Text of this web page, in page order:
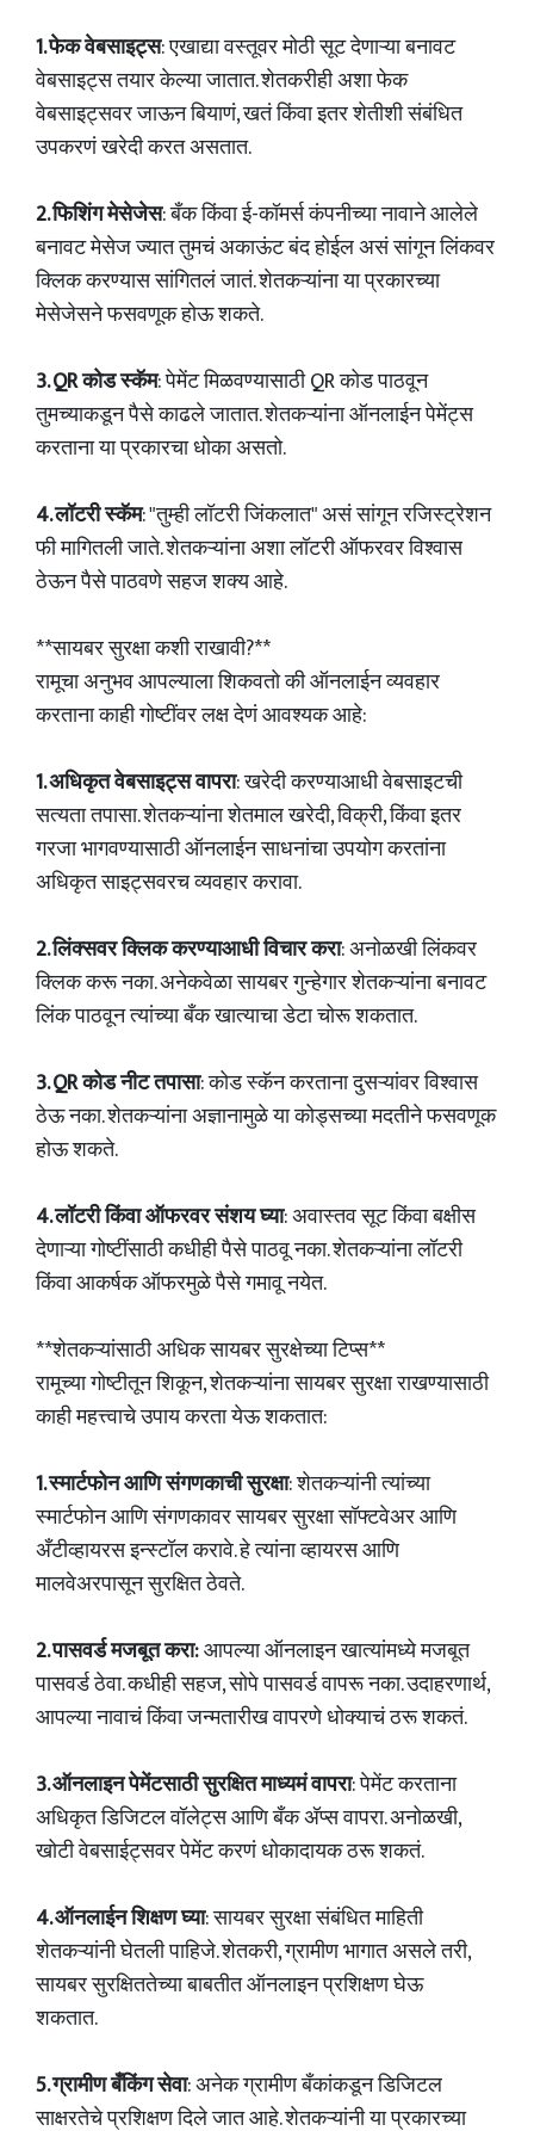
1. फेक वेबसाइट्स: एखाद्या वस्तूवर मोठी सूट देणाऱ्या बनावट
वेबसाइट्स तयार केल्या जातात. शेतकरीही अशा फेक
वेबसाइट्सवर जाऊन बियाणं, खतं किंवा इतर शेतीशी संबंधित
उपकरणं खरेदी करत असतात.
2. फिशिंग मेसेजेस: बँक किंवा ई-कॉमर्स कंपनीच्या नावाने आलेले
बनावट मेसेज ज्यात तुमचं अकाऊंट बंद होईल असं सांगून लिंकवर
क्लिक करण्यास सांगितलं जातं. शेतकऱ्यांना या प्रकारच्या
मेसेजेसने फसवणूक होऊ शकते.
3. QR कोड स्कॅम: पेमेंट मिळवण्यासाठी QR कोड पाठवून
तुमच्याकडून पैसे काढले जातात. शेतकऱ्यांना ऑनलाईन पेमेंट्स
करताना या प्रकारचा धोका असतो.
4. लॉटरी स्कॅम: "तुम्ही लॉटरी जिंकलात" असं सांगून रजिस्ट्रेशन
फी मागितली जाते. शेतकऱ्यांना अशा लॉटरी ऑफरवर विश्वास
ठेऊन पैसे पाठवणे सहज शक्य आहे.
**सायबर सुरक्षा कशी राखावी?**
रामूचा अनुभव आपल्याला शिकवतो की ऑनलाईन व्यवहार
करताना काही गोष्टींवर लक्ष देणं आवश्यक आहे:
1. अधिकृत वेबसाइट्स वापरा: खरेदी करण्याआधी वेबसाइटची
सत्यता तपासा. शेतकऱ्यांना शेतमाल खरेदी, विक्री, किंवा इतर
गरजा भागवण्यासाठी ऑनलाईन साधनांचा उपयोग करतांना
अधिकृत साइट्सवरच व्यवहार करावा.
2. लिंक्सवर क्लिक करण्याआधी विचार करा: अनोळखी लिंकवर
क्लिक करू नका. अनेकवेळा सायबर गुन्हेगार शेतकऱ्यांना बनावट
लिंक पाठवून त्यांच्या बँक खात्याचा डेटा चोरू शकतात.
3. QR कोड नीट तपासा: कोड स्कॅन करताना दुसऱ्यांवर विश्वास
ठेऊ नका. शेतकऱ्यांना अज्ञानामुळे या कोड्सच्या मदतीने फसवणूक
होऊ शकते.
4. लॉटरी किंवा ऑफरवर संशय घ्या: अवास्तव सूट किंवा बक्षीस
देणाऱ्या गोष्टींसाठी कधीही पैसे पाठवू नका. शेतकऱ्यांना लॉटरी
किंवा आकर्षक ऑफरमुळे पैसे गमावू नयेत.
**शेतकऱ्यांसाठी अधिक सायबर सुरक्षेच्या टिप्स**
रामूच्या गोष्टीतून शिकून, शेतकऱ्यांना सायबर सुरक्षा राखण्यासाठी
काही महत्त्वाचे उपाय करता येऊ शकतात:
1. स्मार्टफोन आणि संगणकाची सुरक्षा: शेतकऱ्यांनी त्यांच्या
स्मार्टफोन आणि संगणकावर सायबर सुरक्षा सॉफ्टवेअर आणि
अँटीव्हायरस इन्स्टॉल करावे. हे त्यांना व्हायरस आणि
मालवेअरपासून सुरक्षित ठेवते.
2. पासवर्ड मजबूत करा:आपल्या ऑनलाइन खात्यांमध्ये मजबूत
पासवर्ड ठेवा. कधीही सहज, सोपे पासवर्ड वापरू नका. उदाहरणार्थ,
आपल्या नावाचं किंवा जन्मतारीख वापरणे धोक्याचं ठरू शकतं.
3. ऑनलाइन पेमेंटसाठी सुरक्षित माध्यमं वापरा: पेमेंट करताना
अधिकृत डिजिटल वॉलेट्स आणि बँक अ‍ॅप्स वापरा. अनोळखी,
खोटी वेबसाईट्सवर पेमेंट करणं धोकादायक ठरू शकतं.
4. ऑनलाईन शिक्षण घ्या: सायबर सुरक्षा संबंधित माहिती
शेतकऱ्यांनी घेतली पाहिजे. शेतकरी, ग्रामीण भागात असले तरी,
सायबर सुरक्षिततेच्या बाबतीत ऑनलाइन प्रशिक्षण घेऊ
शकतात.
5. ग्रामीण बँकिंग सेवा: अनेक ग्रामीण बँकांकडून डिजिटल
साक्षरतेचे प्रशिक्षण दिले जात आहे. शेतकऱ्यांनी या प्रकारच्या